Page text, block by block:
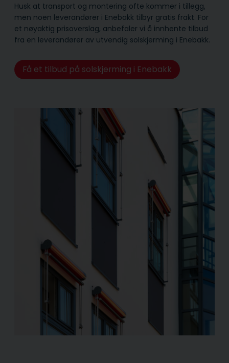
Husk at transport og montering ofte kommer i tillegg,
men noen leverandører i Enebakk tilbyr gratis frakt. For
et nøyaktig prisoverslag, anbefaler vi å innhente tilbud
fra en leverandører av utvendig solskjerming i Enebakk.
Få et tilbud på solskjerming i Enebakk